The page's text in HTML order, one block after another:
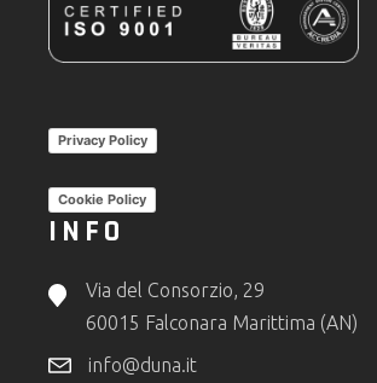
Privacy Policy
Cookie Policy
INFO
Via del Consorzio, 29
60015 Falconara Marittima (AN)
info@duna.it